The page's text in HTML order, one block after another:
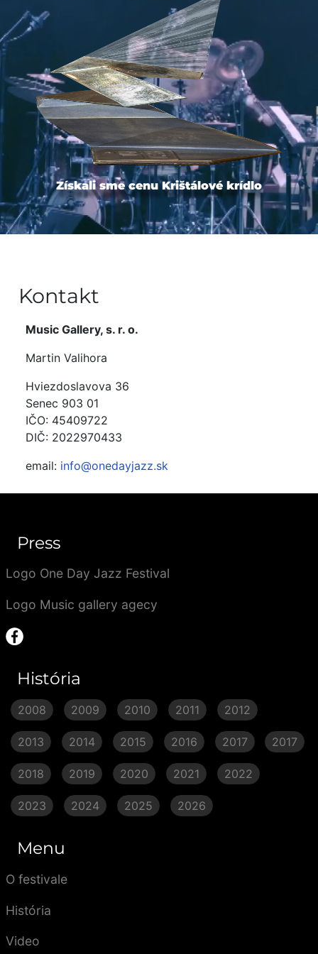
Získali sme cenu Krištálové krídlo
Kontakt
Music Gallery, s. r. o.
Martin Valihora
Hviezdoslavova 36
Senec 903 01
IČO: 45409722
DIČ: 2022970433
email: info@onedayjazz.sk
Press
Logo One Day Jazz Festival
Logo Music gallery agecy
História
2008 2009 2010 2011 2012
2013 2014 2015 2016 2017 2017
2018 2019 2020 2021 2022
2023 2024 2025 2026
Menu
O festivale
História
Video